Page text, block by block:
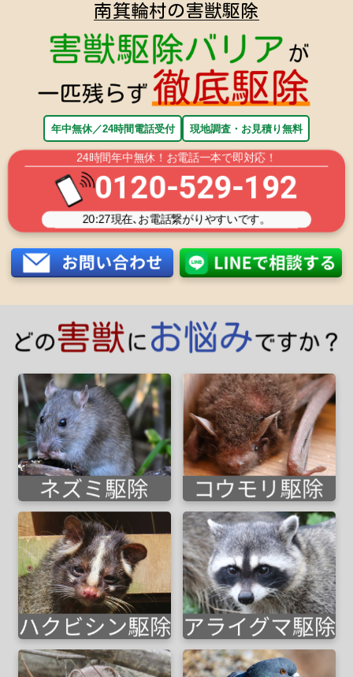
南箕輪村の害獣駆除
年中無休／24時間電話受付 現地調査・お見積り無料
24時間年中無休！お電話一本で即対応！
0120-529-192
20:27現在､お電話繋がりやすいです。